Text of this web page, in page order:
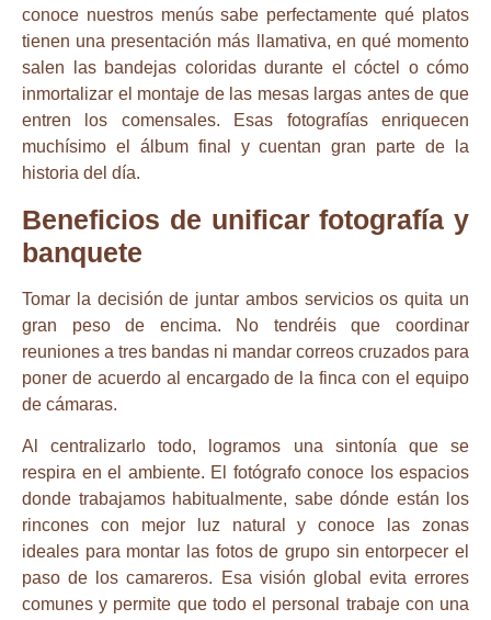
conoce nuestros menús sabe perfectamente qué platos
tienen una presentación más llamativa, en qué momento
salen las bandejas coloridas durante el cóctel o cómo
inmortalizar el montaje de las mesas largas antes de que
entren los comensales. Esas fotografías enriquecen
muchísimo el álbum final y cuentan gran parte de la
historia del día.
Beneficios de unificar fotografía y
banquete
Tomar la decisión de juntar ambos servicios os quita un
gran peso de encima. No tendréis que coordinar
reuniones a tres bandas ni mandar correos cruzados para
poner de acuerdo al encargado de la finca con el equipo
de cámaras.
Al centralizarlo todo, logramos una sintonía que se
respira en el ambiente. El fotógrafo conoce los espacios
donde trabajamos habitualmente, sabe dónde están los
rincones con mejor luz natural y conoce las zonas
ideales para montar las fotos de grupo sin entorpecer el
paso de los camareros. Esa visión global evita errores
comunes y permite que todo el personal trabaje con una